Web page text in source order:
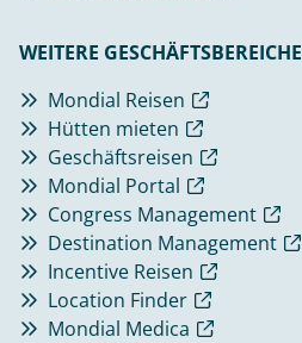
WEITERE GESCHÄFTSBEREICHE
Mondial Reisen
Hütten mieten
Geschäftsreisen
Mondial Portal
Congress Management
Destination Management
Incentive Reisen
Location Finder
Mondial Medica